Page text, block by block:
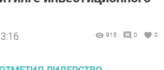
915 0 0